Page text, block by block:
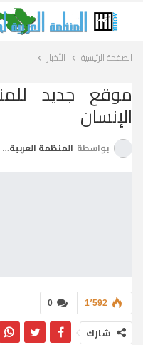
الصفحة الرئيسية الأخبار
موقع جديد
الإنسان
بواسطة المنظمة العربية لحقوق الإنسان
0 1٬592
شارك